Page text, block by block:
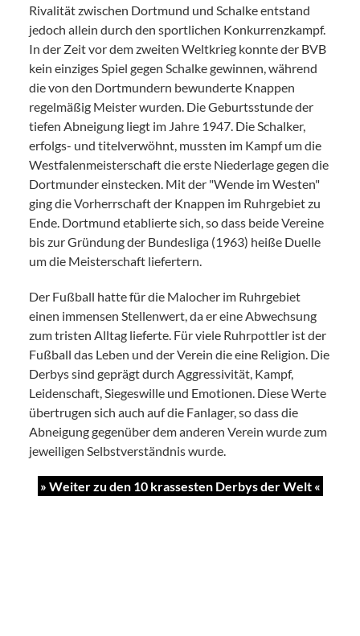
Rivalität zwischen Dortmund und Schalke entstand
jedoch allein durch den sportlichen Konkurrenzkampf.
In der Zeit vor dem zweiten Weltkrieg konnte der BVB
kein einziges Spiel gegen Schalke gewinnen, während
die von den Dortmundern bewunderte Knappen
regelmäßig Meister wurden. Die Geburtsstunde der
tiefen Abneigung liegt im Jahre 1947. Die Schalker,
erfolgs- und titelverwöhnt, mussten im Kampf um die
Westfalenmeisterschaft die erste Niederlage gegen die
Dortmunder einstecken. Mit der "Wende im Westen"
ging die Vorherrschaft der Knappen im Ruhrgebiet zu
Ende. Dortmund etablierte sich, so dass beide Vereine
bis zur Gründung der Bundesliga (1963) heiße Duelle
um die Meisterschaft liefertern.
Der Fußball hatte für die Malocher im Ruhrgebiet
einen immensen Stellenwert, da er eine Abwechsung
zum tristen Alltag lieferte. Für viele Ruhrpottler ist der
Fußball das Leben und der Verein die eine Religion. Die
Derbys sind geprägt durch Aggressivität, Kampf,
Leidenschaft, Siegeswille und Emotionen. Diese Werte
übertrugen sich auch auf die Fanlager, so dass die
Abneigung gegenüber dem anderen Verein wurde zum
jeweiligen Selbstverständnis wurde.
» Weiter zu den 10 krassesten Derbys der Welt «